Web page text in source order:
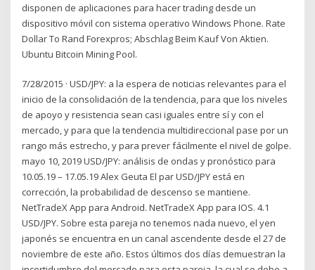
disponen de aplicaciones para hacer trading desde un
dispositivo móvil con sistema operativo Windows Phone. Rate
Dollar To Rand Forexpros; Abschlag Beim Kauf Von Aktien.
Ubuntu Bitcoin Mining Pool.
7/28/2015 · USD/JPY: a la espera de noticias relevantes para el
inicio de la consolidación de la tendencia, para que los niveles
de apoyo y resistencia sean casi iguales entre sí y con el
mercado, y para que la tendencia multidireccional pase por un
rango más estrecho, y para prever fácilmente el nivel de golpe.
mayo 10, 2019 USD/JPY: análisis de ondas y pronóstico para
10.05.19 – 17.05.19 Alex Geuta El par USD/JPY está en
corrección, la probabilidad de descenso se mantiene.
NetTradeX App para Android. NetTradeX App para IOS. 4.1
USD/JPY. Sobre esta pareja no tenemos nada nuevo, el yen
japonés se encuentra en un canal ascendente desde el 27 de
noviembre de este año. Estos últimos dos días demuestran la